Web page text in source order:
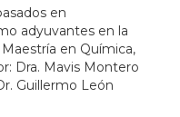
en
adyuvantes en la
en Química,
Dra. Mavis Montero
Guillermo León